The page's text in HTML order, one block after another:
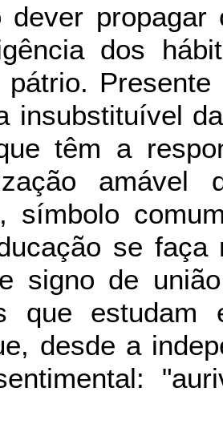
dever
dos
pátrio.
insubstituível
têm a
símbolo
se
signo de
que estudam
desde a